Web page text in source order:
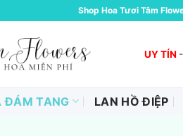
Shop Hoa Tươi Tâm
UY TÍN
ĐÁM TANG LAN HỒ ĐIỆP